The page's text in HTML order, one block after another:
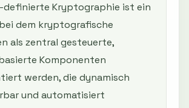
Kryptographie ist ein
dem kryptografische
als zentral gesteuerte,
Komponenten
werden, die dynamisch
und automatisiert